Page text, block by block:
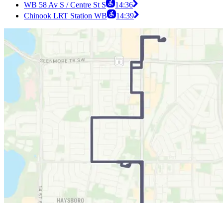
WB 58 Av S / Centre St S
14:36
Chinook LRT Station WB
14:39